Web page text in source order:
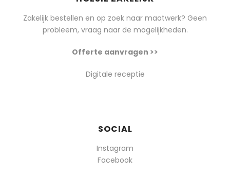
Zakelijk bestellen en op zoek naar maatwerk? Geen
probleem, vraag naar de mogelijkheden.
Offerte aanvragen >>
Digitale receptie
SOCIAL
Instagram
Facebook